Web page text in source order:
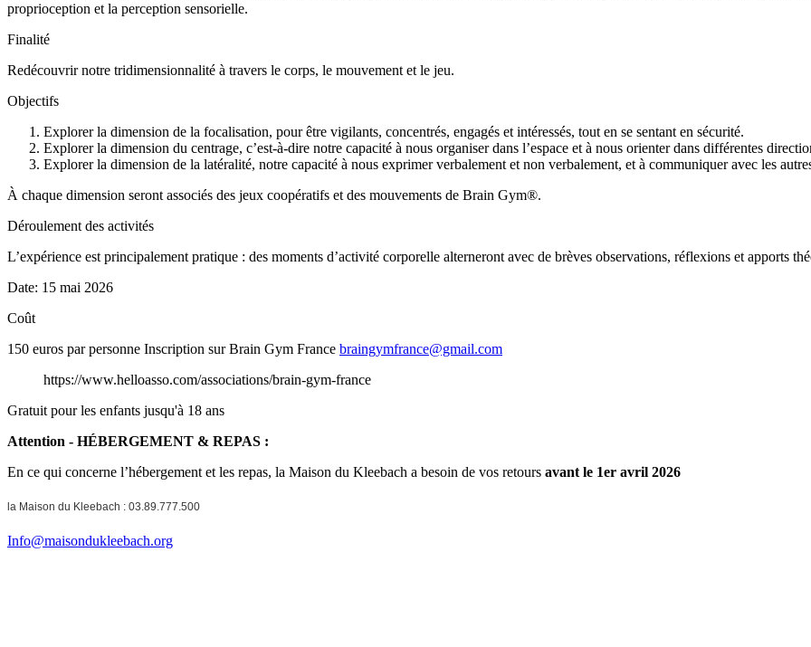
proprioception et la perception sensorielle.
Finalité
Redécouvrir notre tridimensionnalité à travers le corps, le mouvement et le jeu.
Objectifs
Explorer la dimension de la focalisation, pour être vigilants, concentrés, engagés et intéressés, tout en se sentant en sécurité.
Explorer la dimension du centrage, c’est-à-dire notre capacité à nous organiser dans l’espace et à nous orienter dans différentes
Explorer la dimension de la latéralité, notre capacité à nous exprimer verbalement et non verbalement, et à communiquer avec les
À chaque dimension seront associés des jeux coopératifs et des mouvements de Brain Gym®.
Déroulement des activités
L’expérience est principalement pratique : des moments d’activité corporelle alterneront avec de brèves observations, réflexions et apports
Date: 15 mai 2026
Coût
150 euros par personne Inscription sur Brain Gym France braingymfrance@gmail.com
https://www.helloasso.com/associations/brain-gym-france
Gratuit pour les enfants jusqu'à 18 ans
Attention - HÉBERGEMENT & REPAS :
En ce qui concerne l’hébergement et les repas, la Maison du Kleebach a besoin de vos retours avant le 1er avril 2026
la Maison du Kleebach : 03.89.777.500
Info@maisondukleebach.org